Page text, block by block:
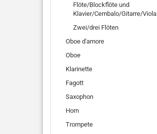
Flöte/Blockflöte und
Klavier/Cembalo/Gitarre/Viola
Zwei/drei Flöten
Oboe d'amore
Oboe
Klarinette
Fagott
Saxophon
Horn
Trompete